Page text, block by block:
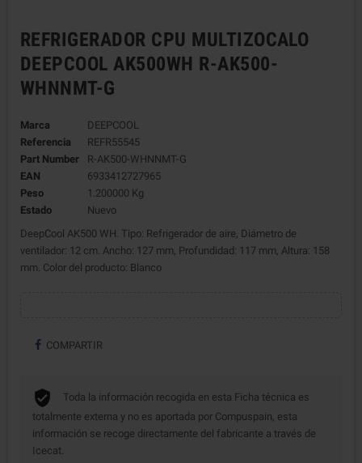
REFRIGERADOR CPU MULTIZOCALO
DEEPCOOL AK500WH R-AK500-
WHNNMT-G
Marca
DEEPCOOL
Referencia
REFR55545
Part Number
R-AK500-WHNNMT-G
EAN
6933412727965
Peso
1.200000 Kg
Estado
Nuevo
DeepCool AK500 WH. Tipo: Refrigerador de aire, Diámetro de
ventilador: 12 cm. Ancho: 127 mm, Profundidad: 117 mm, Altura: 158
mm. Color del producto: Blanco
COMPARTIR
Toda la información recogida en esta Ficha técnica es
totalmente externa y no es aportada por Compuspain, esta
información se recoge directamente del fabricante a través de
Icecat.